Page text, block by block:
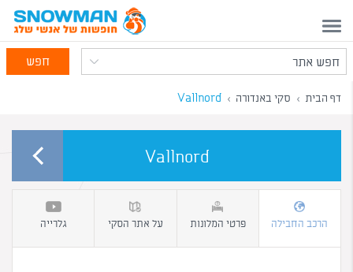
חפש אתר
דף הבית סקי באנדורה Vallnord
Vallnord
הרכב החבילה פרטי המלונות על אתר הסקי גלרייה